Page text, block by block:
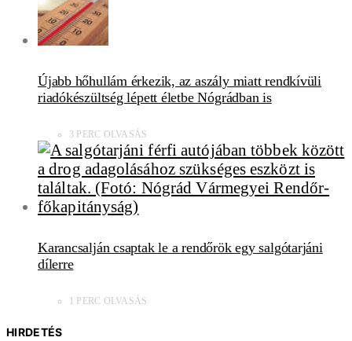
Újabb hőhullám érkezik, az aszály miatt rendkívüli
riadókészültség lépett életbe Nógrádban is
3 PERC OLVASÁS
Karancsalján csaptak le a rendőrök egy salgótarjáni
dílerre
1 PERC OLVASÁS
HIRDETÉS